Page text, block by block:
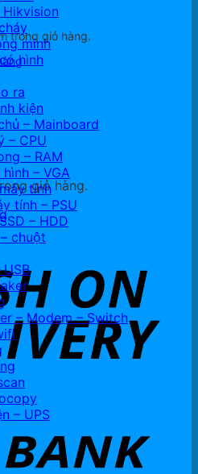
trong giỏ hàng.
giỏ hàng.
minh
hình
ra
kiện
– Mainboard
– CPU
– RAM
– VGA
tính
tính – PSU
– HDD
chuột
– Modem – Switch
– UPS